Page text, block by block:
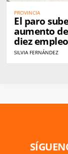
PROVINCIA
El paro
aumento
diez
SILVIA FERNÁNDEZ